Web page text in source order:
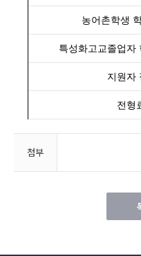
농어촌학생
특성화고교졸업자
지원자
전형
첨부